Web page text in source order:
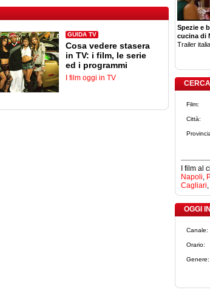
GUIDA TV
Cosa vedere stasera
in TV: i film, le serie
ed i programmi
I film oggi in TV
Spezie e
cucina di
Trailer
Film:
Città:
I film al
Napoli,
Cagliari,
OGGI
Canale:
Orario:
Genere: